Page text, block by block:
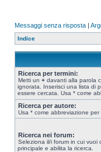
Messaggi senza risposta |
Indice
Ricerca per termini:
Metti un + davanti alla parola
ignorata. Inserisci una lista di
essere cercata. Usa * come
Ricerca per autore:
Usa * come abbreviazione per
Ricerca nei forum:
Seleziona il/i forum in cui vuoi
principale e abilita la ricerca.